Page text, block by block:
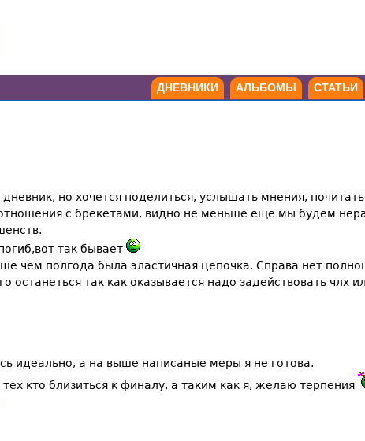
ДНЕВНИКИ АЛЬБОМЫ СТАТЬИ
но хочется поделиться, услышать мнения, почитать
с брекетами, видно не меньше еще мы будем
так бывает
чем полгода была эластичная цепочка. Справа нет
останеться так как оказывается надо задействовать члх
идеально, а на выше написаные меры я не готова.
кто близиться к финалу, а таким как я, желаю терпения